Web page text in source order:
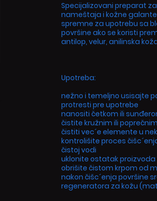
Specijalizovani preparat
nameštaja i kožne
spremne za upotrebu sa
površine ako se koristi
antilop, velur, anilinska
Upotreba:
nežno i temeljno usisajte
protresti pre upotrebe
nanositi četkom ili
čistite kružnim ili
čistiti vec´e elemente u
kontrolišite proces
čistoj vodi
uklonite ostatak
obrišite čistom krpom od
nakon čišc´enja površine
regeneratora za kožu